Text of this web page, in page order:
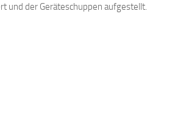
und der Geräteschuppen aufgestellt.